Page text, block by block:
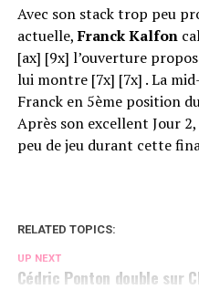
Avec son stack trop peu
actuelle,Franck Kalfon
[ax] [9x] l’ouverture
lui montre [7x] [7x] . La
Franck en 5ème position
Après son excellent Jour
peu de jeu durant cette
RELATED TOPICS:
UP NEXT
Cédric Ponton double sur